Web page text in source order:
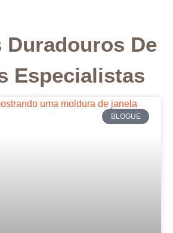
Duradouros De
Especialistas
BLOGUE